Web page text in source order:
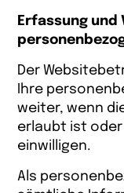
Erfassung und
Der
Ihre
weiter, wenn
erlaubt ist oder
einwilligen.
Als